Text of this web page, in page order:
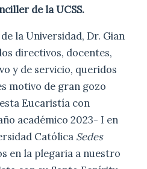
de la UCSS.
la Universidad, Dr. Gian
directivos, docentes,
y de servicio, queridos
motivo de gran gozo
Eucaristía con
académico 2023- I en
Católica Sedes
en la plegaria a nuestro